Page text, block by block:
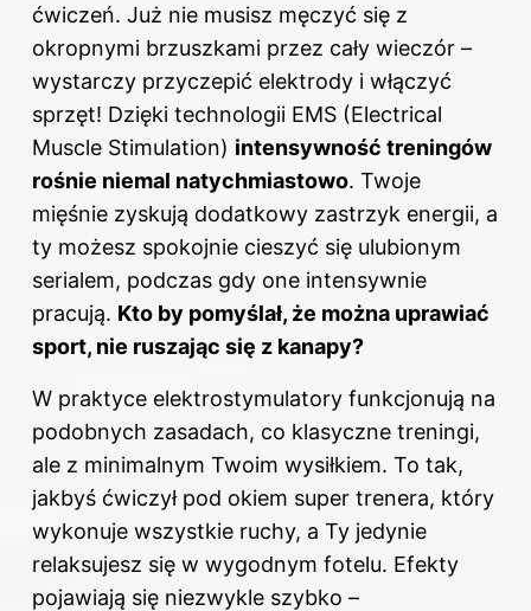
ćwiczeń. Już nie musisz męczyć się z
okropnymi brzuszkami przez cały wieczór –
wystarczy przyczepić elektrody i włączyć
sprzęt! Dzięki technologii EMS (Electrical
Muscle Stimulation) intensywność treningów
rośnie niemal natychmiastowo. Twoje
mięśnie zyskują dodatkowy zastrzyk energii, a
ty możesz spokojnie cieszyć się ulubionym
serialem, podczas gdy one intensywnie
pracują. Kto by pomyślał, że można uprawiać
sport, nie ruszając się z kanapy?
W praktyce elektrostymulatory funkcjonują na
podobnych zasadach, co klasyczne treningi,
ale z minimalnym Twoim wysiłkiem. To tak,
jakbyś ćwiczył pod okiem super trenera, który
wykonuje wszystkie ruchy, a Ty jedynie
relaksujesz się w wygodnym fotelu. Efekty
pojawiają się niezwykle szybko –